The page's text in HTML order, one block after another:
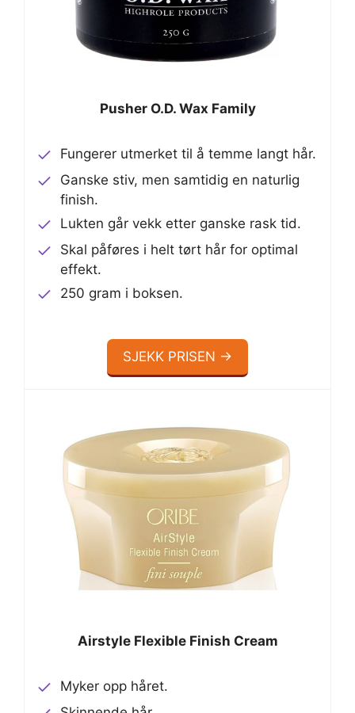
Pusher O.D. Wax Family
Fungerer utmerket til å temme langt hår.
Ganske stiv, men samtidig en naturlig
finish.
Lukten går vekk etter ganske rask tid.
Skal påføres i helt tørt hår for optimal
effekt.
250 gram i boksen.
SJEKK PRISEN →
Airstyle Flexible Finish Cream
Myker opp håret.